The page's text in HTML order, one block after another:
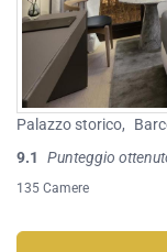
Palazzo storico,
9.1
Punteggio
135 Camere